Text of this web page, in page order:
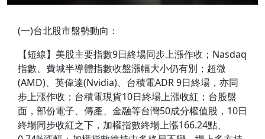
(一)台北股市盤勢動向：
【短線】美股主要指數9日終場同步上漲作收；Nasdaq
指數、費城半導體指數收盤漲幅大小仍有別；超微
(AMD)、英偉達(Nvidia)、台積電ADR 9日終場，亦同
步上漲作收；台積電現貨10日終場上漲收紅；台股盤
面，部份電子、傳產、金融等台灣50成分權值股，10日
終場同步收紅之下，加權指數終場上漲166.24點、